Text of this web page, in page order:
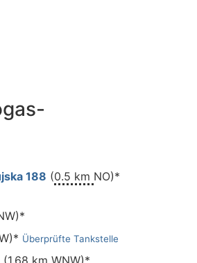
188 (0.5 km NO)*
Überprüfte Tankstelle